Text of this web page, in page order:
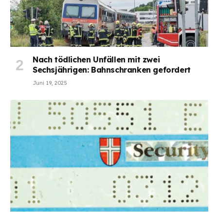
Nach tödlichen Unfällen mit zwei
Sechsjährigen: Bahnschranken gefordert
Juni 19, 2025